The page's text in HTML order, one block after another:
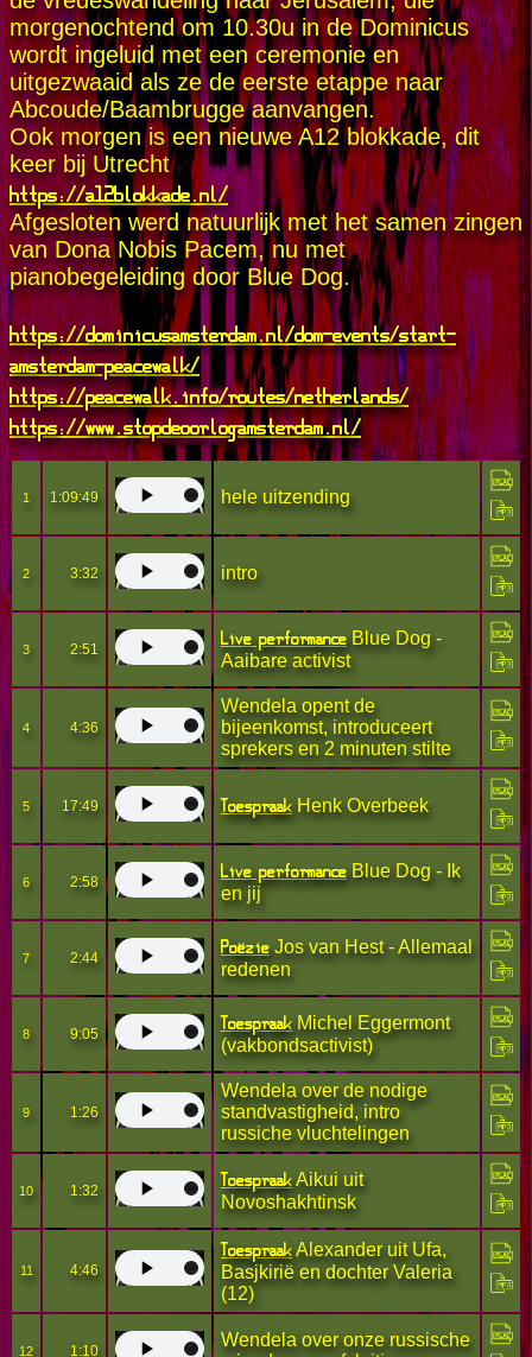
morgenochtend om 10.30u in de Dominicus
wordt ingeluid met een ceremonie en
uitgezwaaid als ze de eerste etappe naar
Abcoude/Baambrugge aanvangen.
Ook morgen is een nieuwe A12 blokkade, dit
keer bij Utrecht
https://a12blokkade.nl/
Afgesloten werd natuurlijk met het samen zingen
van Dona Nobis Pacem, nu met
pianobegeleiding door Blue Dog.
https://dominicusamsterdam.nl/dom-events/start-
amsterdam-peacewalk/
https://peacewalk.info/routes/netherlands/
https://www.stopdeoorlogamsterdam.nl/
1 1:09:49 hele uitzending
2 3:32 intro
3 2:51 Live performanceBlue Dog -
Aaibare activist
4 4:36
Wendela opent de
bijeenkomst, introduceert
sprekers en 2 minuten stilte
5 17:49 Toespraak Henk Overbeek
6 2:58 Live performanceBlue Dog - Ik
en jij
7 2:44 PoëzieJos van Hest - Allemaal
redenen
8 9:05 Toespraak Michel Eggermont
(vakbondsactivist)
9 1:26
Wendela over de nodige
standvastigheid, intro
russiche vluchtelingen
10 1:32 ToespraakAikui uit
Novoshakhtinsk
11 4:46
ToespraakAlexander uit Ufa,
Basjkirië en dochter Valeria
(12)
12 1:10
Wendela over onze russische